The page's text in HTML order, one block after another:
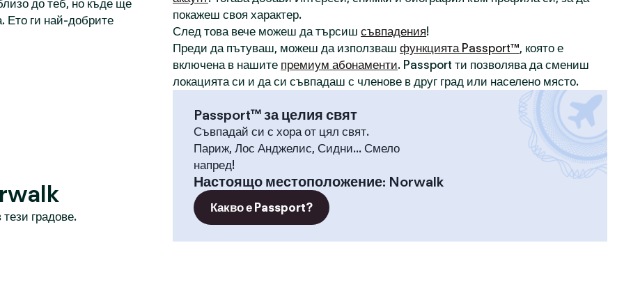
до теб, но къде ще
Ето ги най-добрите
градове.
покажеш своя характер.
След това вече можеш да търсиш съвпадения!
Преди да пътуваш, можеш да използваш функцията Passport™, която е
включена в нашите премиум абонаменти. Passport ти позволява да смениш
локацията си и да си съвпадаш с членове в друг град или населено място.
Passport™ за целия свят
Съвпадай си с хора от цял свят.
Париж, Лос Анджелис, Сидни... Смело
напред!
Настоящо местоположение: Norwalk
Какво е Passport?